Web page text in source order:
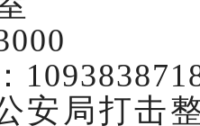
安局打击